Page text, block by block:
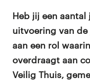
Heb jij een
uitvoering van
aan een rol
overdraagt aan
Veilig Thuis,